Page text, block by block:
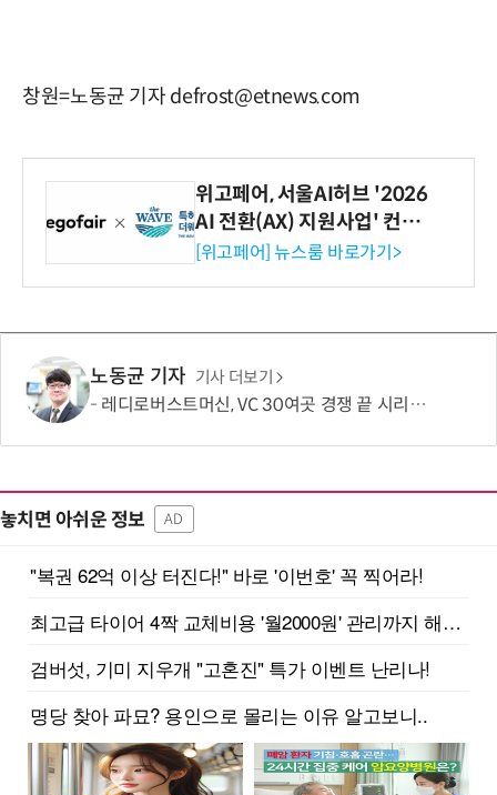
창원=노동균 기자 defrost@etnews.com
위고페어, 서울AI허브 '2026
AI 전환(AX) 지원사업' 컨소
시엄 선정
[위고페어] 뉴스룸 바로가기>
노동균 기자 기사 더보기
레디로버스트머신, VC 30여곳 경쟁 끝 시리즈B 134억 유치…누적 229억
놓치면 아쉬운 정보 AD